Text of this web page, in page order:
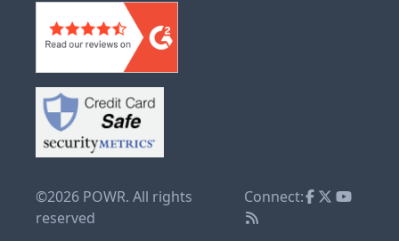
©2026 POWR. All rights
reserved
Connect: